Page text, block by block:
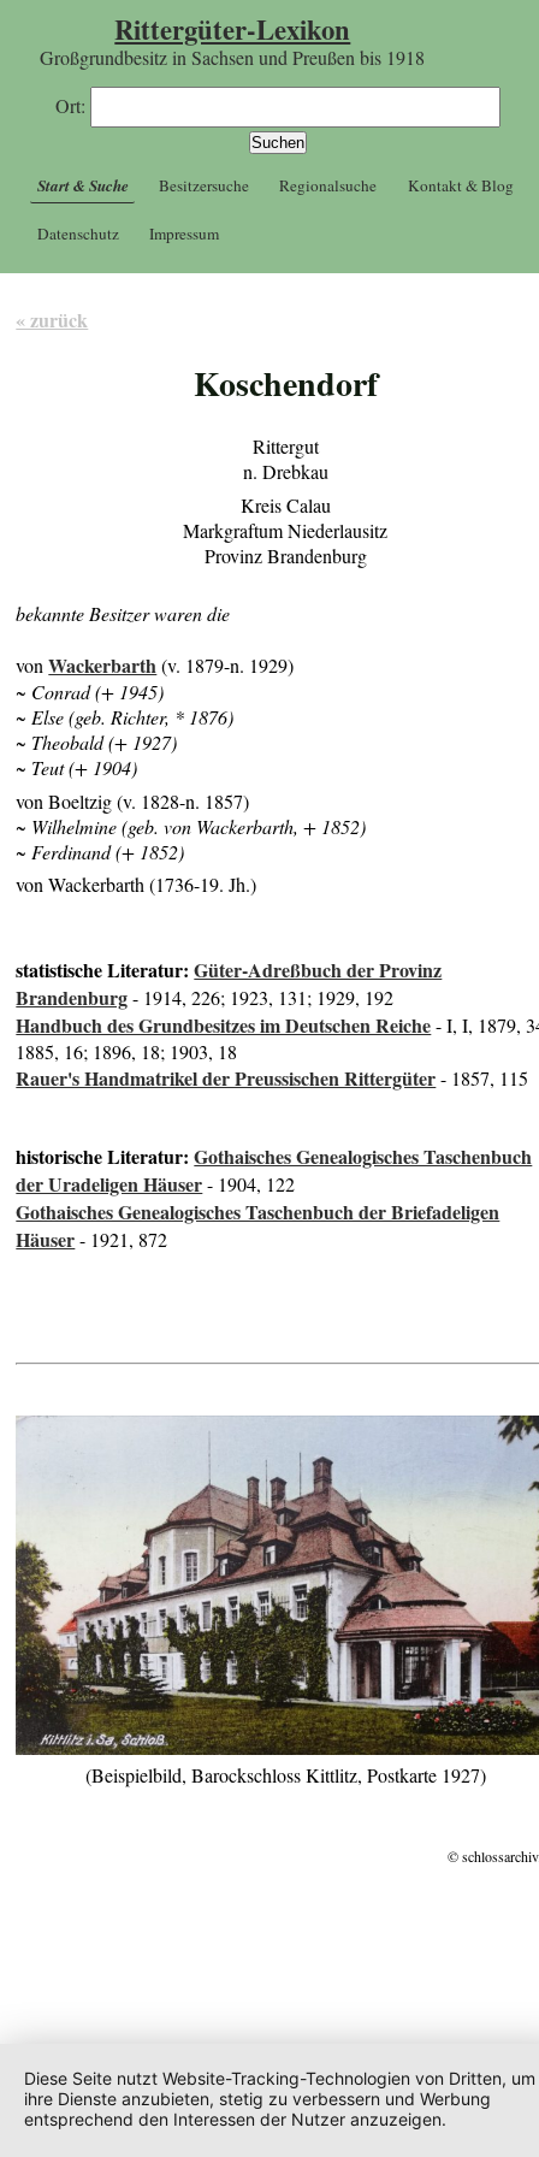
Rittergüter-Lexikon
Großgrundbesitz in Sachsen und Preußen bis 1918
Ort:
Start & Suche Besitzersuche Regionalsuche Kontakt & Blog
Datenschutz Impressum
« zurück
Koschendorf
Rittergut
n. Drebkau
Kreis Calau
Markgraftum Niederlausitz
Provinz Brandenburg
bekannte Besitzer waren die
vonWackerbarth(v. 1879-n. 1929)
~ Conrad (+ 1945)
~ Else (geb. Richter, * 1876)
~ Theobald (+ 1927)
~ Teut (+ 1904)
von Boeltzig (v. 1828-n. 1857)
~ Wilhelmine (geb. von Wackerbarth, + 1852)
~ Ferdinand (+ 1852)
von Wackerbarth (1736-19. Jh.)
statistische Literatur:Güter-Adreßbuch der Provinz
Brandenburg- 1914, 226; 1923, 131; 1929, 192
Handbuch des Grundbesitzes im Deutschen Reiche- I, I, 1879,
1885, 16; 1896, 18; 1903, 18
Rauer's Handmatrikel der Preussischen Rittergüter- 1857, 115
historische Literatur:Gothaisches Genealogisches Taschenbuch
der Uradeligen Häuser- 1904, 122
Gothaisches Genealogisches Taschenbuch der Briefadeligen
Häuser- 1921, 872
(Beispielbild, Barockschloss Kittlitz, Postkarte 1927)
©
Diese Seite nutzt Website-Tracking-Technologien von Dritten, um
ihre Dienste anzubieten, stetig zu verbessern und Werbung
entsprechend den Interessen der Nutzer anzuzeigen.